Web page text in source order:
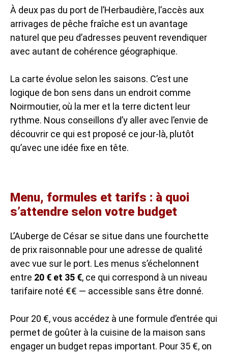
À deux pas du port de l’Herbaudière, l’accès aux
arrivages de pêche fraîche est un avantage
naturel que peu d’adresses peuvent revendiquer
avec autant de cohérence géographique.
La carte évolue selon les saisons. C’est une
logique de bon sens dans un endroit comme
Noirmoutier, où la mer et la terre dictent leur
rythme. Nous conseillons d’y aller avec l’envie de
découvrir ce qui est proposé ce jour-là, plutôt
qu’avec une idée fixe en tête.
Menu, formules et tarifs : à quoi
s’attendre selon votre budget
L’Auberge de César se situe dans une fourchette
de prix raisonnable pour une adresse de qualité
avec vue sur le port. Les menus s’échelonnent
entre 20 € et 35 €, ce qui correspond à un niveau
tarifaire noté €€ — accessible sans être donné.
Pour 20 €, vous accédez à une formule d’entrée qui
permet de goûter à la cuisine de la maison sans
engager un budget repas important. Pour 35 €, on